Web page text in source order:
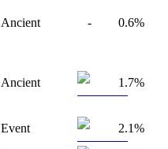
Ancient - 0.6%
Ancient 1.7%
Event 2.1%